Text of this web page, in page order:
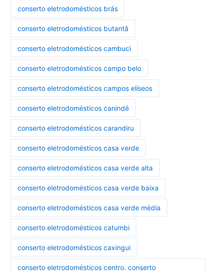
conserto eletrodomésticos brás
conserto eletrodomésticos butantã
conserto eletrodomésticos cambuci
conserto eletrodomésticos campo belo
conserto eletrodomésticos campos elíseos
conserto eletrodomésticos canindé
conserto eletrodomésticos carandiru
conserto eletrodomésticos casa verde
conserto eletrodomésticos casa verde alta
conserto eletrodomésticos casa verde baixa
conserto eletrodomésticos casa verde média
conserto eletrodomésticos catumbi
conserto eletrodomésticos caxingui
conserto eletrodomésticos centro. conserto